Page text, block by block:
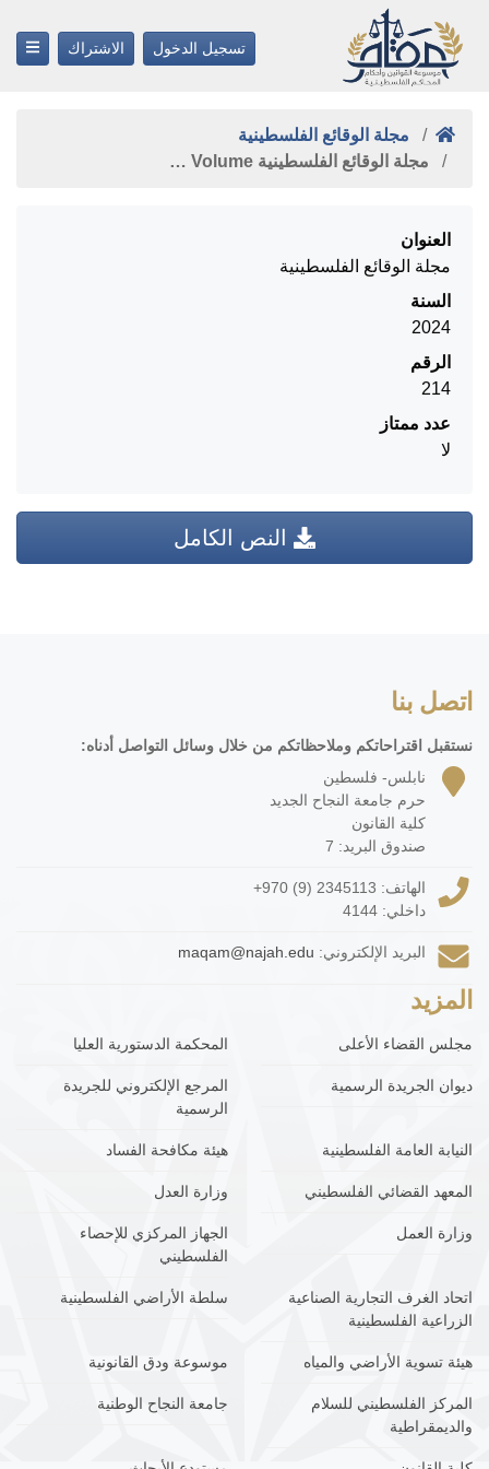
تسجيل الدخول الاشتراك
مجلة الوقائع الفلسطينية
مجلة الوقائع الفلسطينية Volume …
العنوان
مجلة الوقائع الفلسطينية
السنة
2024
الرقم
214
عدد ممتاز
لا
النص الكامل
اتصل بنا
نستقبل اقتراحاتكم وملاحظاتكم من خلال وسائل التواصل أدناه:
نابلس- فلسطين
حرم جامعة النجاح الجديد
كلية القانون
صندوق البريد: 7
الهاتف: +970 (9) 2345113
داخلي: 4144
البريد الإلكتروني: maqam@najah.edu
المزيد
مجلس القضاء الأعلى المحكمة الدستورية العليا
ديوان الجريدة الرسمية
المرجع الإلكتروني للجريدة
الرسمية
النيابة العامة الفلسطينية هيئة مكافحة الفساد
المعهد القضائي الفلسطيني وزارة العدل
وزارة العمل
الجهاز المركزي للإحصاء
الفلسطيني
اتحاد الغرف التجارية الصناعية
الزراعية الفلسطينية
سلطة الأراضي الفلسطينية
هيئة تسوية الأراضي والمياه موسوعة ودق القانونية
المركز الفلسطيني للسلام
والديمقراطية
جامعة النجاح الوطنية